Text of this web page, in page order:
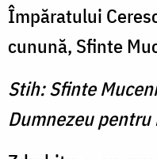
Împăratului
cunună, Sfinte
Stih: Sfinte
Dumnezeu pentru